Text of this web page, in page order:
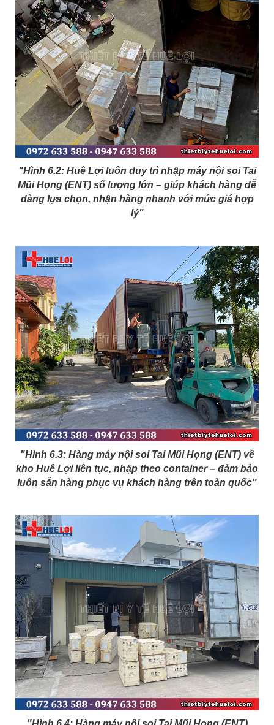
"Hình 6.2: Huê Lợi luôn duy trì nhập máy nội soi Tai
Mũi Họng (ENT) số lượng lớn – giúp khách hàng dễ
dàng lựa chọn, nhận hàng nhanh với mức giá hợp
lý"
"Hình 6.3: Hàng máy nội soi Tai Mũi Họng (ENT) về
kho Huê Lợi liên tục, nhập theo container – đảm bảo
luôn sẵn hàng phục vụ khách hàng trên toàn quốc"